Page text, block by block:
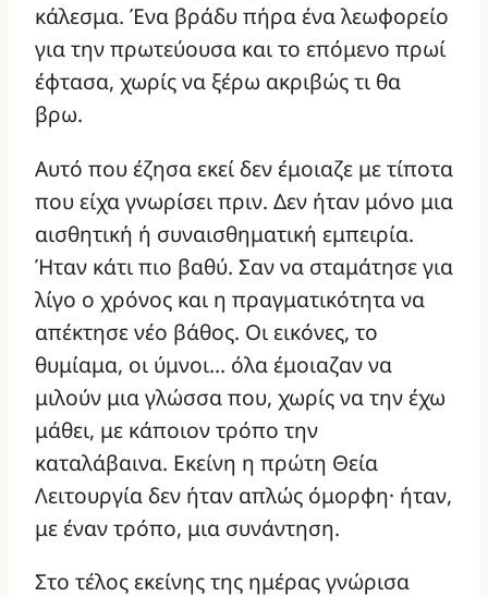
κάλεσμα. Ένα βράδυ πήρα ένα λεωφορείο
για την πρωτεύουσα και το επόμενο πρωί
έφτασα, χωρίς να ξέρω ακριβώς τι θα
βρω.
Αυτό που έζησα εκεί δεν έμοιαζε με τίποτα
που είχα γνωρίσει πριν. Δεν ήταν μόνο μια
αισθητική ή συναισθηματική εμπειρία.
Ήταν κάτι πιο βαθύ. Σαν να σταμάτησε για
λίγο ο χρόνος και η πραγματικότητα να
απέκτησε νέο βάθος. Οι εικόνες, το
θυμίαμα, οι ύμνοι… όλα έμοιαζαν να
μιλούν μια γλώσσα που, χωρίς να την έχω
μάθει, με κάποιον τρόπο την
καταλάβαινα. Εκείνη η πρώτη Θεία
Λειτουργία δεν ήταν απλώς όμορφη· ήταν,
με έναν τρόπο, μια συνάντηση.
Στο τέλος εκείνης της ημέρας γνώρισα